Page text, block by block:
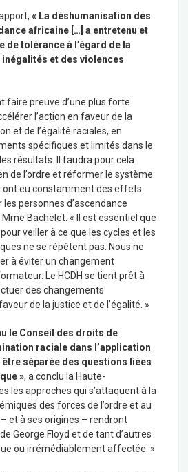
« La déshumanisation des
africaine […] a entretenu et
de tolérance à l’égard de la
et des violences
faire preuve d’une plus forte
l’action en faveur de la
et de l’égalité raciales, en
spécifiques et limités dans le
résultats. Il faudra pour cela
de l’ordre et réformer le système
ont eu constamment des effets
personnes d’ascendance
Bachelet. « Il est essentiel que
veiller à ce que les cycles et les
ne se répètent pas. Nous ne
à éviter un changement
Le HCDH se tient prêt à
des changements
de la justice et de l’égalité. »
le Conseil des droits de
raciale dans l’application
être séparée des questions liées
», a conclu la Haute-
les approches qui s’attaquent à la
des forces de l’ordre et au
et à ses origines – rendront
George Floyd et de tant d’autres
ou irrémédiablement affectée. »